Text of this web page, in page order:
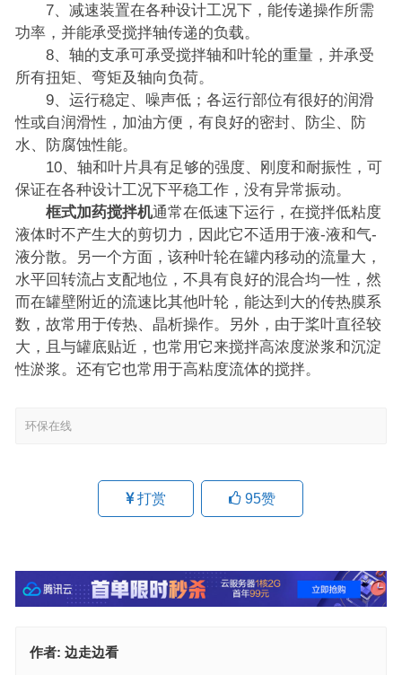
7、减速装置在各种设计工况下，能传递操作所需
功率，并能承受搅拌轴传递的负载。
8、轴的支承可承受搅拌轴和叶轮的重量，并承受
所有扭矩、弯矩及轴向负荷。
9、运行稳定、噪声低；各运行部位有很好的润滑
性或自润滑性，加油方便，有良好的密封、防尘、防
水、防腐蚀性能。
10、轴和叶片具有足够的强度、刚度和耐振性，可
保证在各种设计工况下平稳工作，没有异常振动。
框式加药搅拌机通常在低速下运行，在搅拌低粘度
液体时不产生大的剪切力，因此它不适用于液-液和气-
液分散。另一个方面，该种叶轮在罐内移动的流量大，
水平回转流占支配地位，不具有良好的混合均一性，然
而在罐壁附近的流速比其他叶轮，能达到大的传热膜系
数，故常用于传热、晶析操作。另外，由于桨叶直径较
大，且与罐底贴近，也常用它来搅拌高浓度淤浆和沉淀
性淤浆。还有它也常用于高粘度流体的搅拌。
环保在线
打赏 95赞
作者: 边走边看